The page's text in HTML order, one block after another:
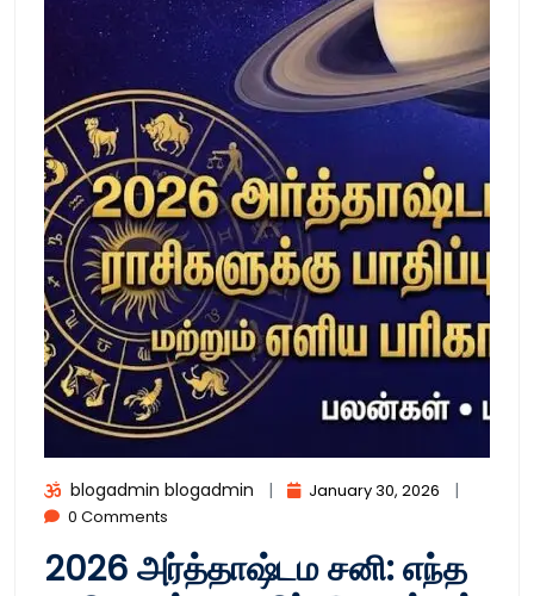
blogadmin blogadmin | January 30, 2026 |
0 Comments
2026 அர்த்தாஷ்டம சனி: எந்த